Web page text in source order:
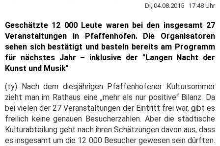
Di, 04.08.2015 17:48 Uhr
Geschätzte 12 000 Leute waren bei den insgesamt 27
Veranstaltungen in Pfaffenhofen. Die Organisatoren
sehen sich bestätigt und basteln bereits am Programm
für nächstes Jahr – inklusive der "Langen Nacht der
Kunst und Musik"
(ty) Nach dem diesjährigen Pfaffenhofener Kultursommer
zieht man im Rathaus eine „mehr als nur positive“ Bilanz. Da
bei vielen der 27 Veranstaltungen der Eintritt frei war, gibt es
freilich keine genauen Besucherzahlen. Aber die städtische
Kulturabteilung geht nach ihren Schätzungen davon aus, dass
es insgesamt um die 12 000 Besucher gewesen sein dürften.